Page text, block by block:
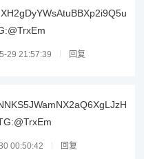
29 21:57:39 回复
00:50:42 回复